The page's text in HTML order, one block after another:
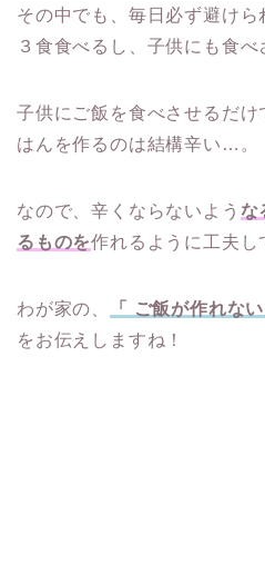
その中でも、毎日必ず避けら
３食食べるし、子供にも食べ
子供にご飯を食べさせるだ
はんを作るのは結構辛い…。
なので、辛くならないよう な
るものを作れるように工夫し
わが家の、
「 ご飯が作れな
をお伝えしますね！